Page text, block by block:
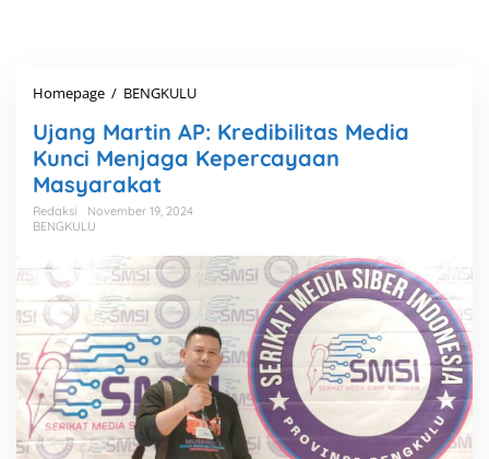
Homepage / BENGKULU
a
n
g
n
P
:
K
r
e
d
i
Ujang Martin AP: Kredibilitas Media
Kunci Menjaga Kepercayaan
Masyarakat
Redaksi
November 19, 2024
BENGKULU